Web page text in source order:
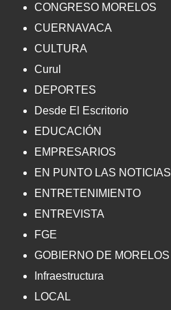
CONGRESO MORELOS
CUERNAVACA
CULTURA
Curul
DEPORTES
Desde El Escritorio
EDUCACIÓN
EMPRESARIOS
EN PUNTO LAS NOTICIAS
ENTRETENIMIENTO
ENTREVISTA
FGE
GOBIERNO DE MORELOS
Infraestructura
LOCAL